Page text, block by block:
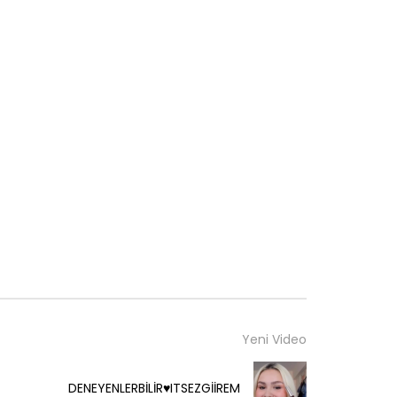
Yeni Video
DENEYENLERBİLİR♥️ITSEZGİİREM